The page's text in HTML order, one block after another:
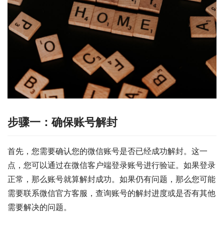
步骤一：确保账号解封
首先，您需要确认您的微信账号是否已经成功解封。这一
点，您可以通过在微信客户端登录账号进行验证。如果登录
正常，那么账号就算解封成功。如果仍有问题，那么您可能
需要联系微信官方客服，查询账号的解封进度或是否有其他
需要解决的问题。